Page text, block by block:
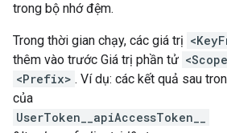
trong bộ nhớ đệm.
Trong thời gian chạy, các giá trị
thêm vào trước Giá trị phần tử
<Prefix> . Ví dụ: các kết quả sau
của
UserToken__apiAccessToken__